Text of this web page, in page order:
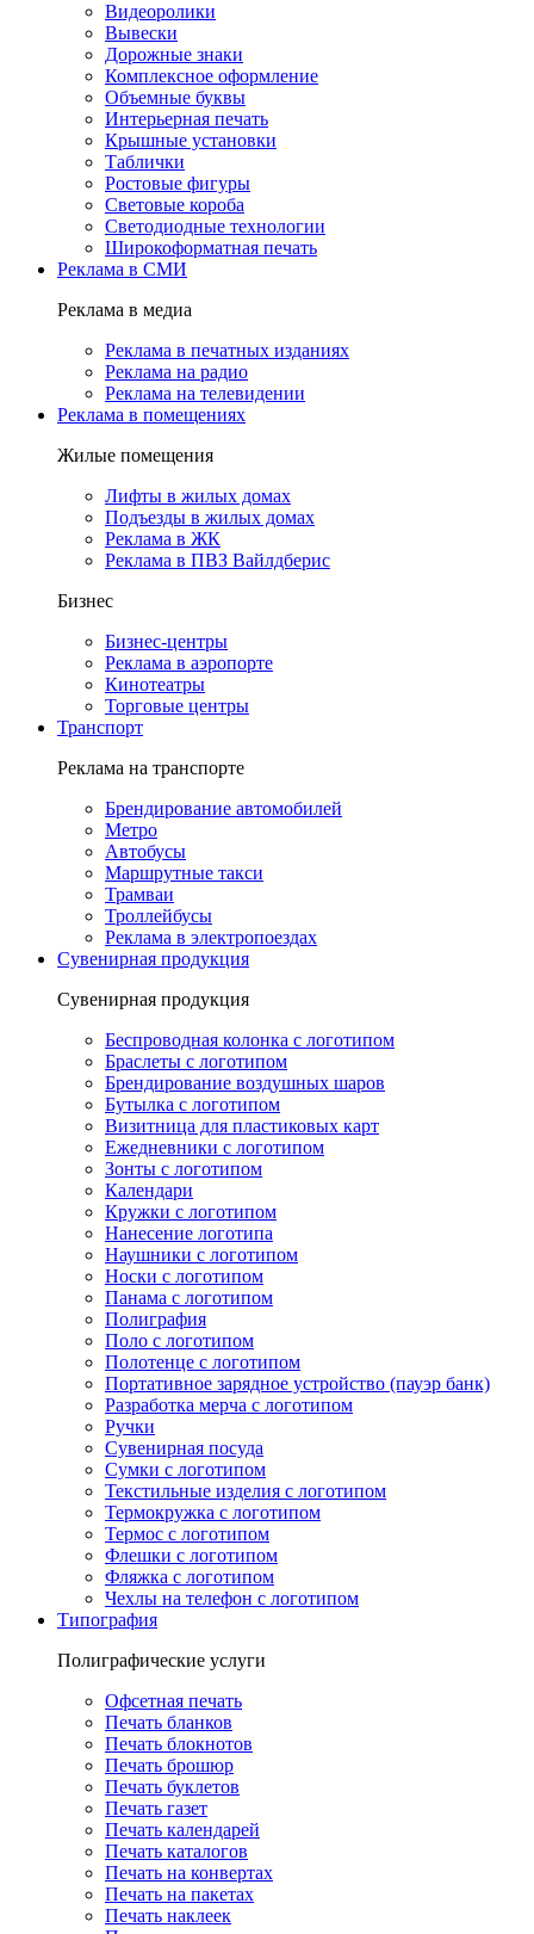
Видеоролики
Вывески
Дорожные знаки
Комплексное оформление
Объемные буквы
Интерьерная печать
Крышные установки
Таблички
Ростовые фигуры
Световые короба
Светодиодные технологии
Широкоформатная печать
Реклама в СМИ
Реклама в медиа
Реклама в печатных изданиях
Реклама на радио
Реклама на телевидении
Реклама в помещениях
Жилые помещения
Лифты в жилых домах
Подъезды в жилых домах
Реклама в ЖК
Реклама в ПВЗ Вайлдберис
Бизнес
Бизнес-центры
Реклама в аэропорте
Кинотеатры
Торговые центры
Транспорт
Реклама на транспорте
Брендирование автомобилей
Метро
Автобусы
Маршрутные такси
Трамваи
Троллейбусы
Реклама в электропоездах
Сувенирная продукция
Сувенирная продукция
Беспроводная колонка с логотипом
Браслеты с логотипом
Брендирование воздушных шаров
Бутылка с логотипом
Визитница для пластиковых карт
Ежедневники с логотипом
Зонты с логотипом
Календари
Кружки с логотипом
Нанесение логотипа
Наушники с логотипом
Носки с логотипом
Панама с логотипом
Полиграфия
Поло с логотипом
Полотенце с логотипом
Портативное зарядное устройство (пауэр банк)
Разработка мерча с логотипом
Ручки
Сувенирная посуда
Сумки с логотипом
Текстильные изделия с логотипом
Термокружка с логотипом
Термос с логотипом
Флешки с логотипом
Фляжка с логотипом
Чехлы на телефон с логотипом
Типография
Полиграфические услуги
Офсетная печать
Печать бланков
Печать блокнотов
Печать брошюр
Печать буклетов
Печать газет
Печать календарей
Печать каталогов
Печать на конвертах
Печать на пакетах
Печать наклеек